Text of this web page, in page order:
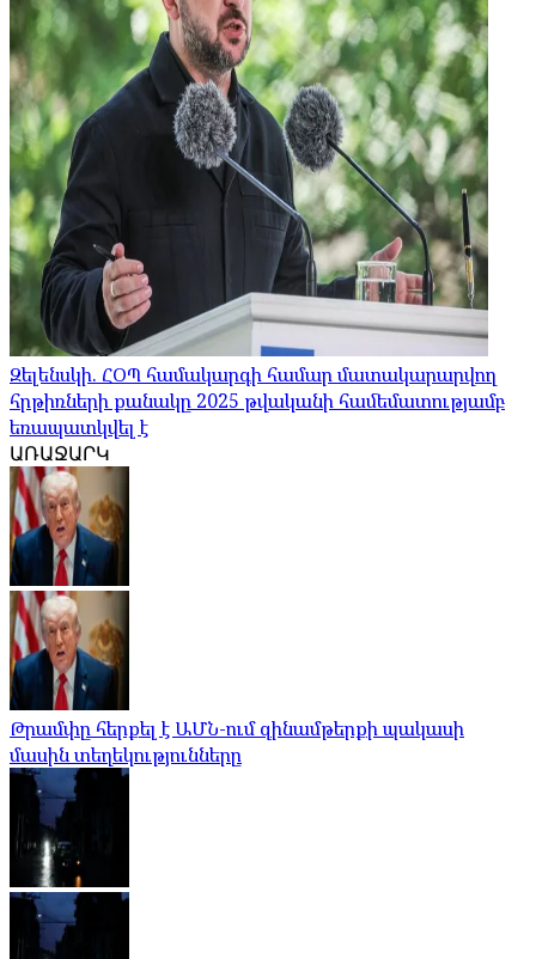
Զելենսկի. ՀՕՊ համակարգի համար մատակարարվող
հրթիռների քանակը 2025 թվականի համեմատությամբ
եռապատկվել է
ԱՌԱՋԱՐԿ
Թրամփը հերքել է ԱՄՆ-ում զինամթերքի պակասի
մասին տեղեկությունները